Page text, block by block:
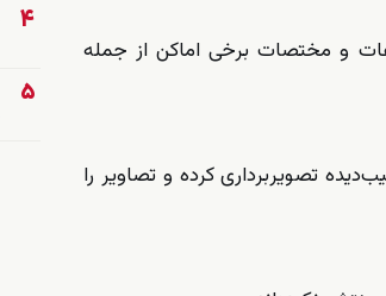
و مختصات برخی اماکن از جمله
تصویربرداری کرده و تصاویر را
۴
۵